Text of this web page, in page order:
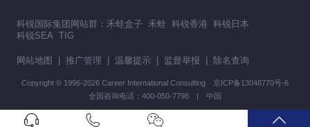
科锐国际集团网站群： 禾蛙盒子 禾蛙 科锐香港 科锐日本
科锐SEA TIG
网站地图 推广管理 温馨提示 监督举报 除名查询
Copyright © 1996-2026 Career International Consulting 京ICP备13048770号-6
全国咨询电话：400-050-7798 | 中国